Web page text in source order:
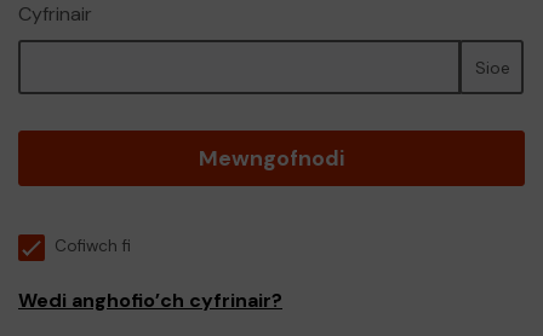
Cyfrinair
Sioe
Mewngofnodi
Cofiwch fi
Wedi anghofio’ch cyfrinair?